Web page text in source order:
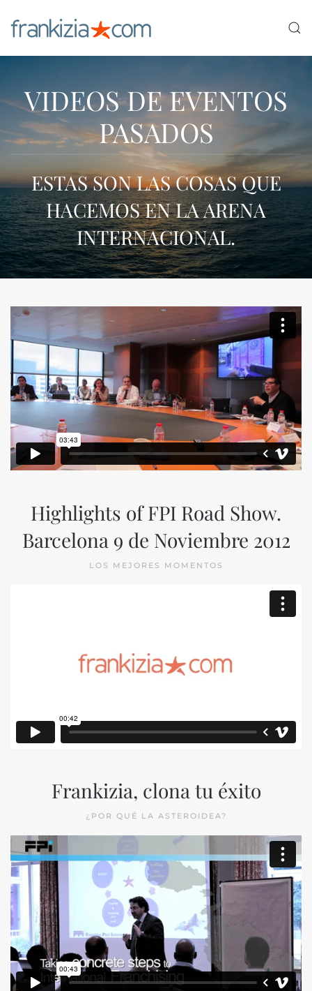
Ir al contenido principal
VIDEOS DE EVENTOS
PASADOS
ESTAS SON LAS COSAS QUE
HACEMOS EN LA ARENA
INTERNACIONAL.
Highlights of FPI Road Show.
Barcelona 9 de Noviembre 2012
LOS MEJORES MOMENTOS
Frankizia, clona tu éxito
¿POR QUÉ LA ASTEROIDEA?